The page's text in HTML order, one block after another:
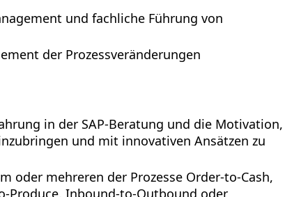
und fachliche Führung von
der Prozessveränderungen
in der SAP-Beratung und die Motivation,
und mit innovativen Ansätzen zu
oder mehreren der Prozesse Order-to-Cash,
Produce, Inbound-to-Outbound oder